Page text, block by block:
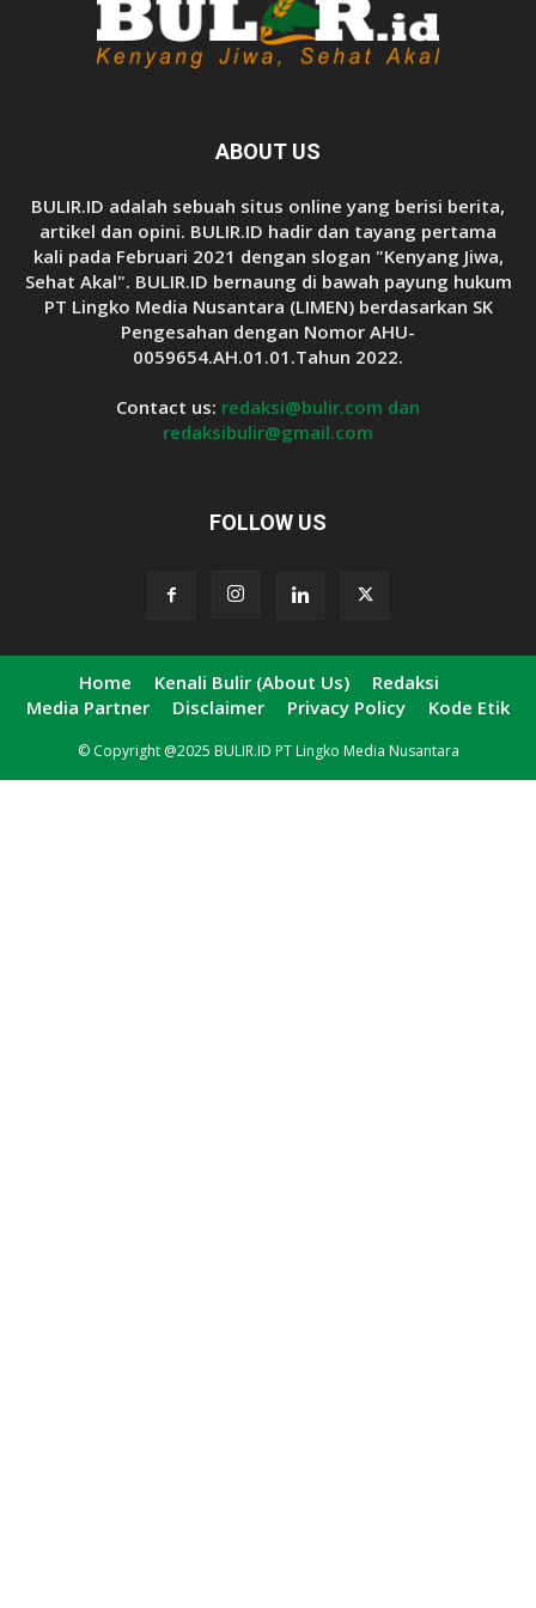
ABOUT US
BULIR.ID adalah sebuah situs online yang berisi berita,
artikel dan opini. BULIR.ID hadir dan tayang pertama
kali pada Februari 2021 dengan slogan "Kenyang Jiwa,
Sehat Akal". BULIR.ID bernaung di bawah payung hukum
PT Lingko Media Nusantara (LIMEN) berdasarkan SK
Pengesahan dengan Nomor AHU-
0059654.AH.01.01.Tahun 2022.
Contact us: redaksi@bulir.com dan
redaksibulir@gmail.com
FOLLOW US
Home Kenali Bulir (About Us)
Redaksi
Media Partner
Disclaimer Privacy Policy Kode Etik
© Copyright @2025 BULIR.ID PT Lingko Media Nusantara